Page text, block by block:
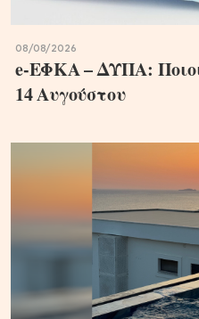
08/08/2026
e-ΕΦΚΑ – ΔΥΠΑ:
14 Αυγούστου